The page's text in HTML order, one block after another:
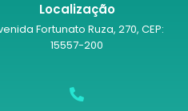
Localização
Fortunato Ruza, 270, CEP:
15557-200